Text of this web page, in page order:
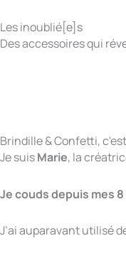
Les inoublié[e]s
Des accessoires qui
Brindille & Confetti,
Je suisMarie, la
Je couds depuis mes 8
J’ai auparavant utilisé